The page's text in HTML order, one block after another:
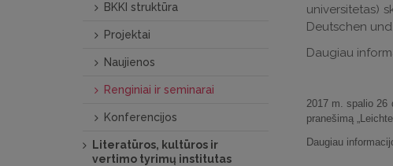
universitetas)
Deutschen
Daugiau
2017 m. spalio 26
pranešimą
Daugiau
BKKI struktūra
Projektai
Naujienos
Renginiai ir seminarai
Konferencijos
Literatūros, kultūros ir
vertimo tyrimų institutas